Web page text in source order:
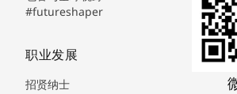
#futureshaper
职业发展
招贤纳士